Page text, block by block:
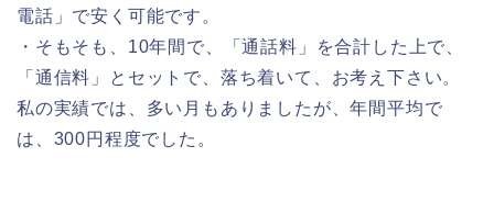
電話」で安く可能です。
・そもそも、10年間で、「通話料」を合計した上で、
「通信料」とセットで、落ち着いて、お考え下さい。
私の実績では、多い月もありましたが、年間平均で
は、300円程度でした。